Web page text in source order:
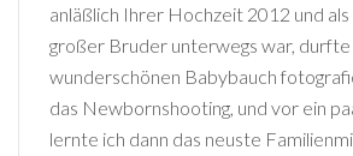
anläßlich Ihrer Hochzeit 2012 und als
großer Bruder unterwegs war, durfte
wunderschönen Babybauch
das Newbornshooting, und vor ein
lernte ich dann das neuste